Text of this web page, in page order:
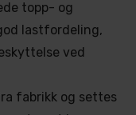
topp- og
lastfordeling,
ved
fabrikk og settes